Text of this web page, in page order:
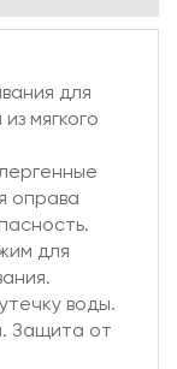
для
мягкого
оправа
для
воды.
Защита от